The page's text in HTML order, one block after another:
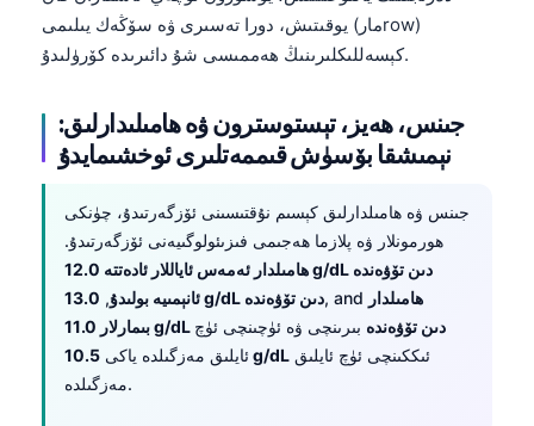
يوقىتىش، دورا تەسىرى ۋە سۆڭەك يىلىمى (مارrow)
كېسەللىكلىرىنىڭ ھەممىسى شۇ دائىرىدە كۆرۈلىدۇ.
جىنس، ھەيز، تېستوسترون ۋە ھامىلىدارلىق:
نېمىشقا بۆسۈش قىممەتلىرى ئوخشىمايدۇ
جىنس ۋە ھامىلدارلىق كېسىم نۇقتىسىنى ئۆزگەرتىدۇ، چۈنكى
ھورمونلار ۋە پلازما ھەجىمى فىزىئولوگىيەنى ئۆزگەرتىدۇ.
ھامىلدار ئەمەس ئاياللار ئادەتتە 12.0 g/dL دىن تۆۋەندە
ئانېمىيە بولىدۇ, 13.0 g/dL دىن تۆۋەندە, and ھامىلدار
بىمارلار 11.0 g/dL دىن تۆۋەندە بىرىنچى ۋە ئۈچىنچى ئۈچ
ئايلىق مەزگىلدە ياكى 10.5 g/dL
مەزگىلدە.